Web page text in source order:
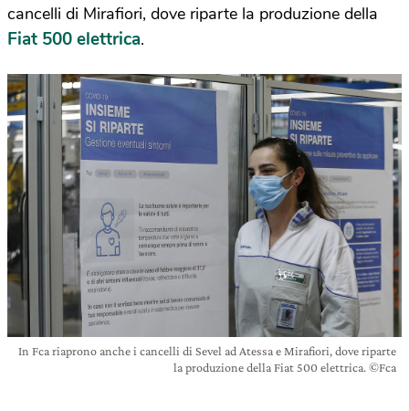
cancelli di Mirafiori, dove riparte la produzione della
Fiat 500 elettrica.
In Fca riaprono anche i cancelli di Sevel ad Atessa e Mirafiori, dove riparte
la produzione della Fiat 500 elettrica. ©Fca